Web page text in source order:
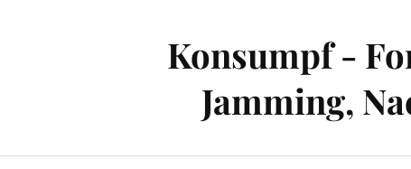
Konsumpf -
Jamming,